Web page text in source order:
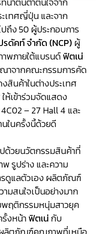
เทศญี่ปุ่น และจาก
ปถึง 50 ผู้ประกอบการ
ดัคท์ จำกัด (NCP) ผู้
พภายใต้แบรนด์ฟิตเน่
าจากคณะกรรมการคัด
สินค้าในต่างประเทศ
ห้เข้าร่วมจัดแสดง
– 27 Hall 4 และ
นในครั้งนี้ด้วยดี
ด้วยนวัตกรรมสินค้าที่
รูปร่าง และความ
รดูแลตัวเอง ผลิตภัณฑ์
ามสนใจเป็นอย่างมาก
ฤติกรรมหนุ่มสาวยุค
รั้งหน้าฟิตเน่ กับ